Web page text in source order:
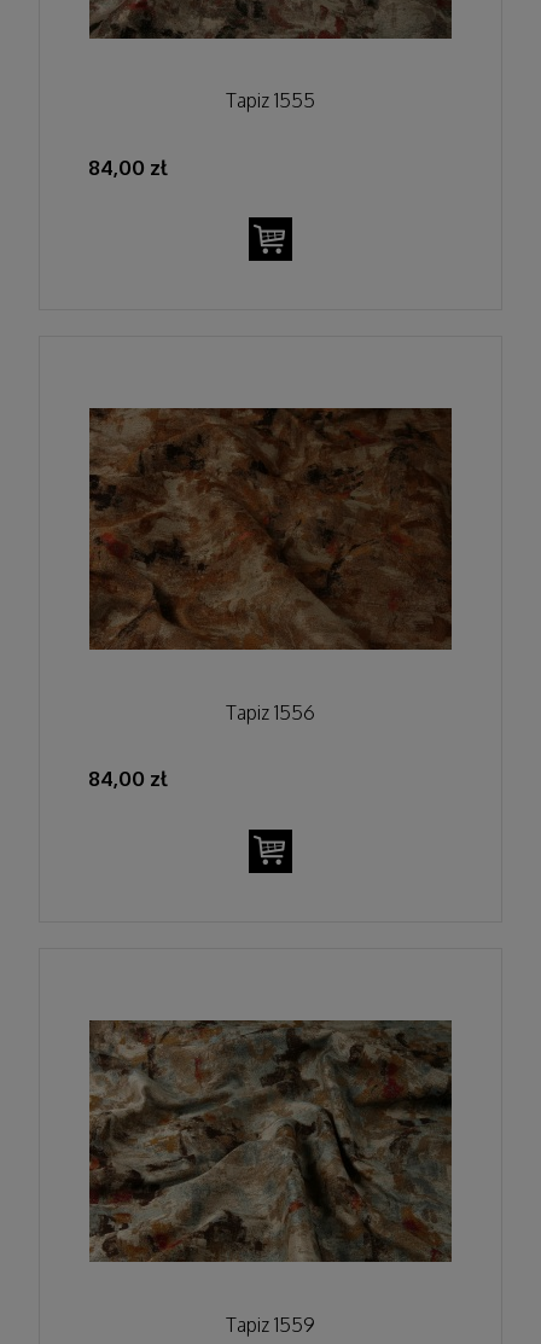
Tapiz 1555
84,00 zł
Tapiz 1556
84,00 zł
Tapiz 1559